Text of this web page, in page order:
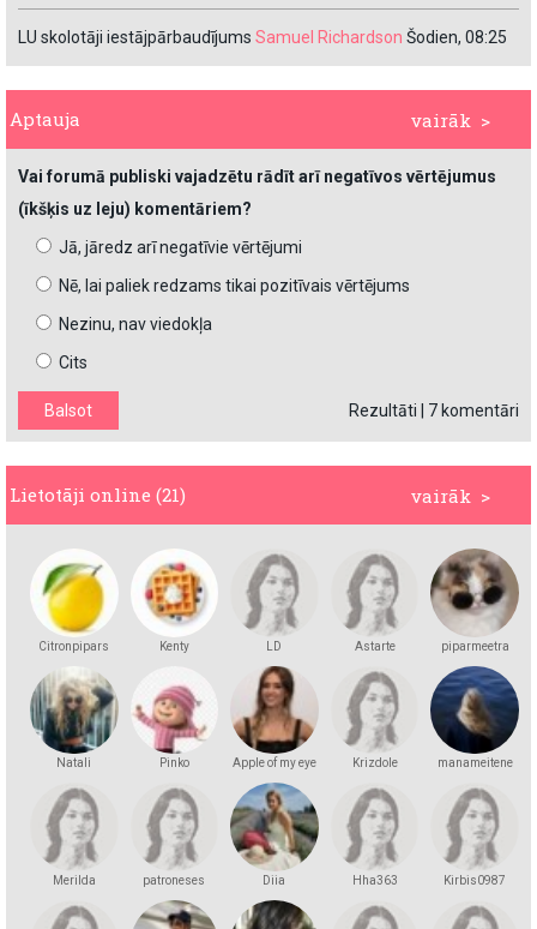
LU skolotāji iestājpārbaudījums Samuel Richardson Šodien, 08:25
vairāk >
Aptauja
Vai forumā publiski vajadzētu rādīt arī negatīvos vērtējumus
(īkšķis uz leju) komentāriem?
Jā, jāredz arī negatīvie vērtējumi
Nē, lai paliek redzams tikai pozitīvais vērtējums
Nezinu, nav viedokļa
Cits
Rezultāti 7 komentāri
vairāk >
Lietotāji online (21)
Citronpipars Kenty LD Astarte piparmeetra
Natali Pinko Apple of my eye Krizdole manameitene
Merilda patroneses Diia Hha363 Kirbis0987